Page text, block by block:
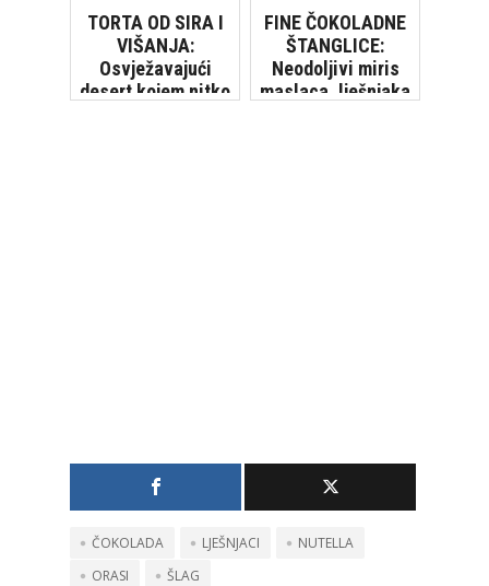
topi se u ustima!
[V...
TORTA OD SIRA I
VIŠANJA:
Osvježavajući
desert kojem nitko
FINE ČOKOLADNE
ŠTANGLICE:
Neodoljivi miris
maslaca, lješnjaka
ČOKOLADA LJEŠNJACI
NUTELLA
ORASI
ŠLAG